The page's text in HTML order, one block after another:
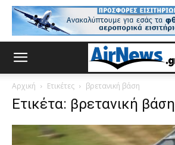
Αρχική Ετικέτες βρετανική βάση
Ετικέτα: βρετανική βάση